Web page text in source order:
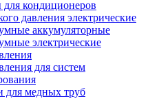
кондиционеров
давления электрические
аккумуляторные
электрические
для систем
для медных труб